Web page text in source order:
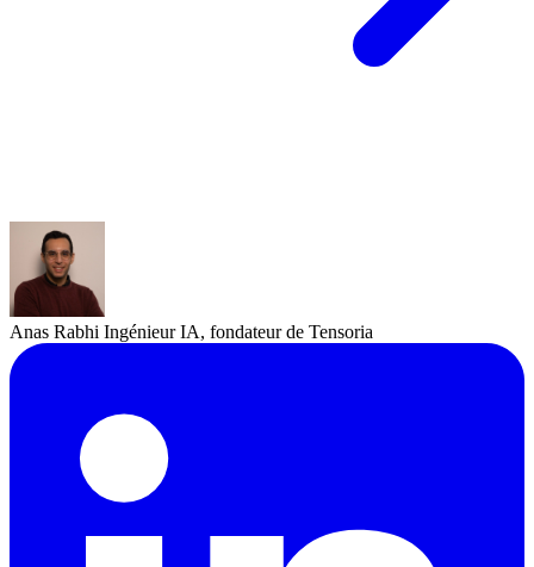
Anas Rabhi Ingénieur IA, fondateur de Tensoria